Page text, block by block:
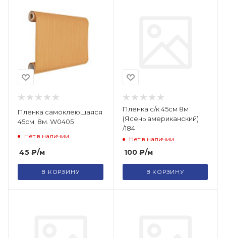
Пленка самоклеющаяся
45см. 8м. W0405
Нет в наличии
45 ₽/м
В КОРЗИНУ
Пленка с/к 45см 8м
(Ясень американский)
/184
Нет в наличии
100₽/м
В КОРЗИНУ